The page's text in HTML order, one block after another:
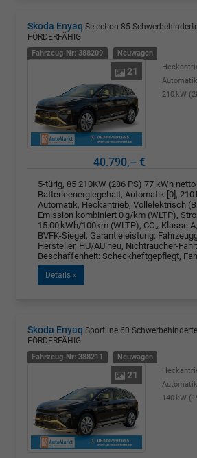
Skoda Enyaq Selection 85
FÖRDERFÄHIG
Fahrzeug-Nr: 388209 Neuwagen
21
Automatik
210 kW
40.790,– €
5-türig, 85 210KW (286 PS) 77 kWh netto
Batterieenergiegehalt, Automatik [0], 210
Automatik, Heckantrieb, Vollelektrisch
Emission kombiniert 0 g/km (WLTP),
15.00 kWh/100km (WLTP), CO₂-Klasse
BVFK-Siegel, Garantieleistung:
Hersteller, HU/AU neu, Nichtraucher-
Beschaffenheit: Scheckheftgepflegt,
Details »
Skoda Enyaq Sportline 60
FÖRDERFÄHIG
Fahrzeug-Nr: 388211 Neuwagen
21
Automatik
140 kW